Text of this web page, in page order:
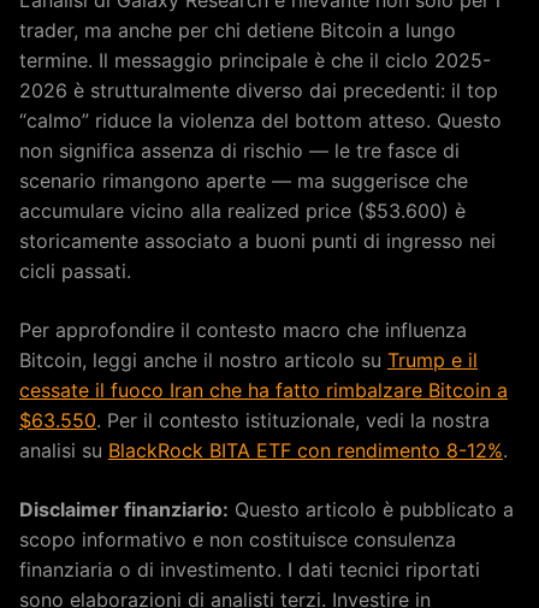
trader, ma anche per chi detiene Bitcoin a lungo
termine. Il messaggio principale è che il ciclo 2025-
2026 è strutturalmente diverso dai precedenti: il top
“calmo” riduce la violenza del bottom atteso. Questo
non significa assenza di rischio — le tre fasce di
scenario rimangono aperte — ma suggerisce che
accumulare vicino alla realized price ($53.600) è
storicamente associato a buoni punti di ingresso nei
cicli passati.
Per approfondire il contesto macro che influenza
Bitcoin, leggi anche il nostro articolo su Trump e il
cessate il fuoco Iran che ha fatto rimbalzare Bitcoin a
$63.550. Per il contesto istituzionale, vedi la nostra
analisi su BlackRock BITA ETF con rendimento 8-12%.
Disclaimer finanziario: Questo articolo è pubblicato a
scopo informativo e non costituisce consulenza
finanziaria o di investimento. I dati tecnici riportati
sono elaborazioni di analisti terzi. Investire in